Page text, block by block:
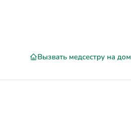
Вызвать медсестру на дом